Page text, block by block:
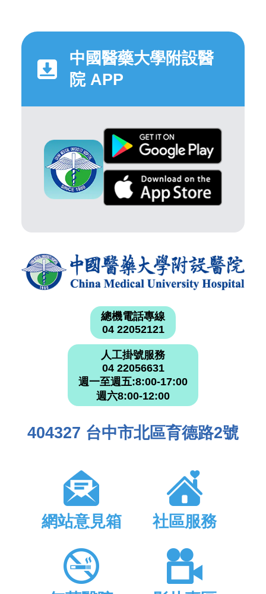
中國醫藥大學附設醫
院 APP
總機電話專線
04 22052121
人工掛號服務
04 22056631
週一至週五:8:00-17:00
週六8:00-12:00
404327 台中市北區育德路2號
網站意見箱 社區服務